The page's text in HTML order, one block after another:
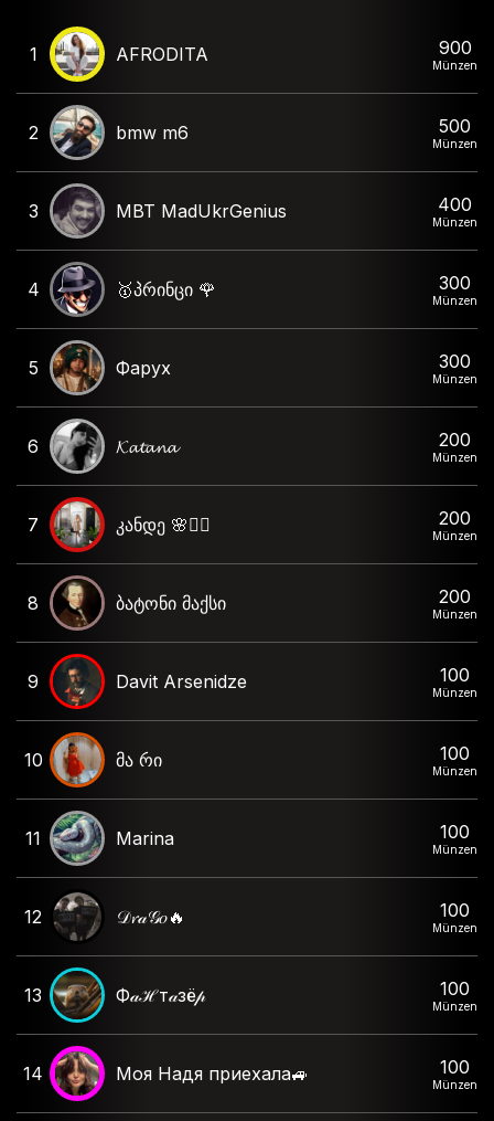
1 AFRODITA 900
Münzen
2 bmw m6 500
Münzen
3 MBT MadUkrGenius 400
Münzen
4 🥇პრინცი 🌹 300
Münzen
5 Фарух 300
Münzen
6 𝓚𝓪𝓽𝓪𝓷𝓪 200
Münzen
7 კანდე 🌸❤️‍🔥 200
Münzen
8 ბატონი მაქსი 200
Münzen
9 Davit Arsenidze 100
Münzen
10 მა რი 100
Münzen
11 Marina 100
Münzen
12 𝒟𝓻𝒶𝒢𝑜🔥 100
Münzen
13 Ф𝒶ℋт𝒶зё𝓅 100
Münzen
14 Моя Надя приехала🚙 100
Münzen